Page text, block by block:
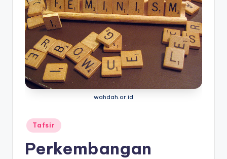
wahdah.or.id
Posted
in
Tafsir
Perkembangan